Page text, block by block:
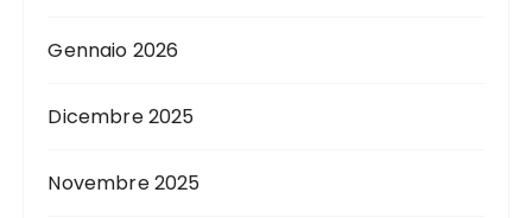
Gennaio 2026
Dicembre 2025
Novembre 2025